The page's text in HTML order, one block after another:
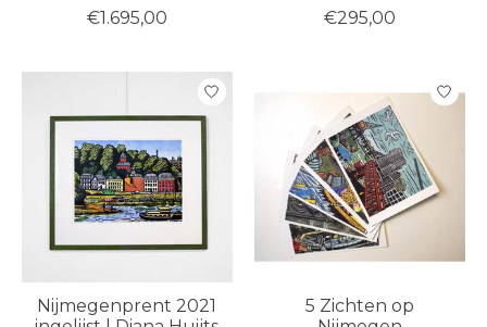
€1.695,00
€295,00
Nijmegenprent 2021
5 Zichten op